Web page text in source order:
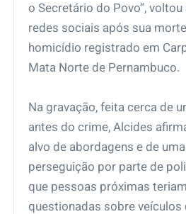
o Secretário do Povo”,
redes sociais após sua
homicídio registrado em
Mata Norte de Pernambuco.
Na gravação, feita cerca de
antes do crime, Alcides
alvo de abordagens e de
perseguição por parte de
que pessoas próximas
questionadas sobre veículos